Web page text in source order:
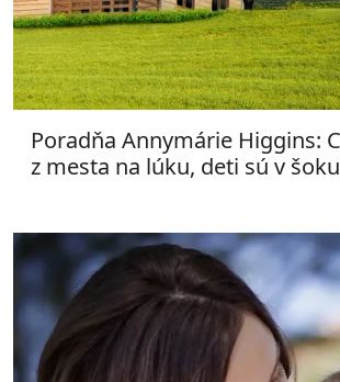
Poradňa Annymárie Higgins:
z mesta na lúku, deti sú v šoku